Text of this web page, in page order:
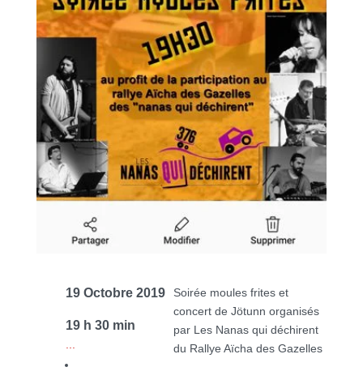
19 Octobre 2019
19 h 30 min
Soirée moules frites et
concert de Jötunn organisés
par Les Nanas qui déchirent
du Rallye Aïcha des Gazelles